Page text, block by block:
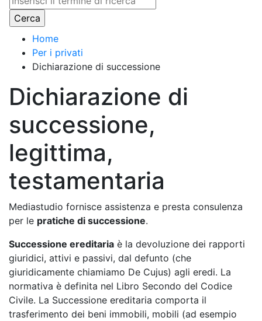
Home
Per i privati
Dichiarazione di successione
Dichiarazione di
successione,
legittima,
testamentaria
Mediastudio fornisce assistenza e presta consulenza
per le pratiche di successione.
Successione ereditaria è la devoluzione dei rapporti
giuridici, attivi e passivi, dal defunto (che
giuridicamente chiamiamo De Cujus) agli eredi. La
normativa è definita nel Libro Secondo del Codice
Civile. La Successione ereditaria comporta il
trasferimento dei beni immobili, mobili (ad esempio